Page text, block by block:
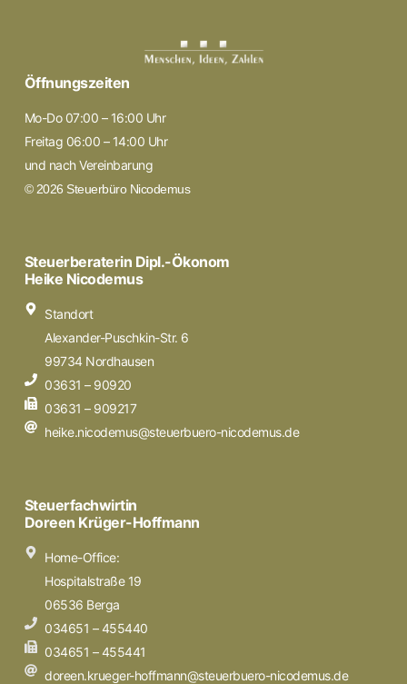
Öffnungszeiten
Mo-Do 07:00 – 16:00 Uhr
Freitag 06:00 – 14:00 Uhr
und nach Vereinbarung
© 2026 Steuerbüro Nicodemus
Steuerberaterin Dipl.-Ökonom
Heike Nicodemus
Standort
Alexander-Puschkin-Str. 6
99734 Nordhausen
03631 – 90920
03631 – 909217
heike.nicodemus@steuerbuero-nicodemus.de
Steuerfachwirtin
Doreen Krüger-Hoffmann
Home-Office:
Hospitalstraße 19
06536 Berga
034651 – 455440
034651 – 455441
doreen.krueger-hoffmann@steuerbuero-nicodemus.de